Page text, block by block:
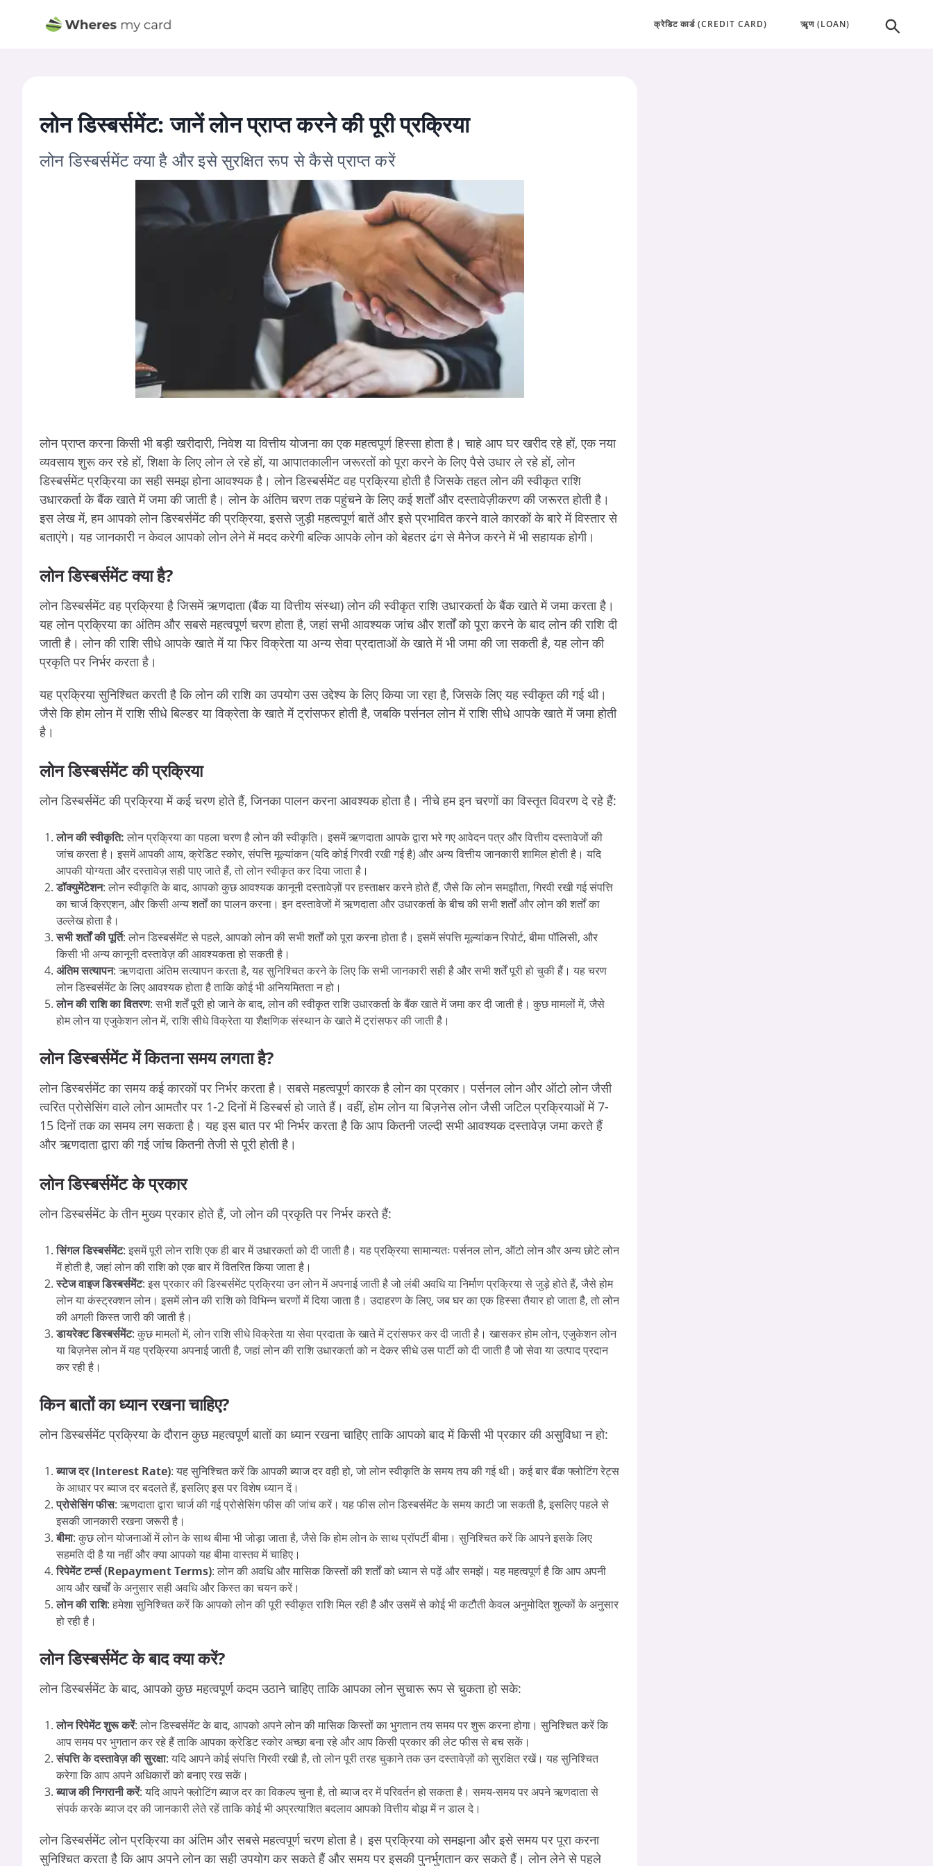
क्रेडिट कार्ड (CREDIT CARD) ऋृण (LOAN)
लोन डिस्बर्समेंट: जानें लोन प्राप्त करने की पूरी प्रक्रिया
लोन डिस्बर्समेंट क्या है और इसे सुरक्षित रूप से कैसे प्राप्त करें
लोन प्राप्त करना किसी भी बड़ी खरीदारी, निवेश या वित्तीय योजना का एक महत्वपूर्ण हिस्सा होता है। चाहे आप घर खरीद रहे हों, एक नया
व्यवसाय शुरू कर रहे हों, शिक्षा के लिए लोन ले रहे हों, या आपातकालीन जरूरतों को पूरा करने के लिए पैसे उधार ले रहे हों, लोन
डिस्बर्समेंट प्रक्रिया का सही समझ होना आवश्यक है। लोन डिस्बर्समेंट वह प्रक्रिया होती है जिसके तहत लोन की स्वीकृत राशि
उधारकर्ता के बैंक खाते में जमा की जाती है। लोन के अंतिम चरण तक पहुंचने के लिए कई शर्तों और दस्तावेज़ीकरण की जरूरत होती है।
इस लेख में, हम आपको लोन डिस्बर्समेंट की प्रक्रिया, इससे जुड़ी महत्वपूर्ण बातें और इसे प्रभावित करने वाले कारकों के बारे में विस्तार से
बताएंगे। यह जानकारी न केवल आपको लोन लेने में मदद करेगी बल्कि आपके लोन को बेहतर ढंग से मैनेज करने में भी सहायक होगी।
लोन डिस्बर्समेंट क्या है?
लोन डिस्बर्समेंट वह प्रक्रिया है जिसमें ऋणदाता (बैंक या वित्तीय संस्था) लोन की स्वीकृत राशि उधारकर्ता के बैंक खाते में जमा करता है।
यह लोन प्रक्रिया का अंतिम और सबसे महत्वपूर्ण चरण होता है, जहां सभी आवश्यक जांच और शर्तों को पूरा करने के बाद लोन की राशि दी
जाती है। लोन की राशि सीधे आपके खाते में या फिर विक्रेता या अन्य सेवा प्रदाताओं के खाते में भी जमा की जा सकती है, यह लोन की
प्रकृति पर निर्भर करता है।
यह प्रक्रिया सुनिश्चित करती है कि लोन की राशि का उपयोग उस उद्देश्य के लिए किया जा रहा है, जिसके लिए यह स्वीकृत की गई थी।
जैसे कि होम लोन में राशि सीधे बिल्डर या विक्रेता के खाते में ट्रांसफर होती है, जबकि पर्सनल लोन में राशि सीधे आपके खाते में जमा होती
है।
लोन डिस्बर्समेंट की प्रक्रिया
लोन डिस्बर्समेंट की प्रक्रिया में कई चरण होते हैं, जिनका पालन करना आवश्यक होता है। नीचे हम इन चरणों का विस्तृत विवरण दे रहे हैं:
लोन की स्वीकृति: लोन प्रक्रिया का पहला चरण है लोन की स्वीकृति। इसमें ऋणदाता आपके द्वारा भरे गए आवेदन पत्र और वित्तीय दस्तावेजों की
जांच करता है। इसमें आपकी आय, क्रेडिट स्कोर, संपत्ति मूल्यांकन (यदि कोई गिरवी रखी गई है) और अन्य वित्तीय जानकारी शामिल होती है। यदि
आपकी योग्यता और दस्तावेज़ सही पाए जाते हैं, तो लोन स्वीकृत कर दिया जाता है।
डॉक्युमेंटेशन: लोन स्वीकृति के बाद, आपको कुछ आवश्यक कानूनी दस्तावेज़ों पर हस्ताक्षर करने होते हैं, जैसे कि लोन समझौता, गिरवी रखी गई संपत्ति
का चार्ज क्रिएशन, और किसी अन्य शर्तों का पालन करना। इन दस्तावेजों में ऋणदाता और उधारकर्ता के बीच की सभी शर्तों और लोन की शर्तों का
उल्लेख होता है।
सभी शर्तों की पूर्ति: लोन डिस्बर्समेंट से पहले, आपको लोन की सभी शर्तों को पूरा करना होता है। इसमें संपत्ति मूल्यांकन रिपोर्ट, बीमा पॉलिसी, और
किसी भी अन्य कानूनी दस्तावेज़ की आवश्यकता हो सकती है।
अंतिम सत्यापन: ऋणदाता अंतिम सत्यापन करता है, यह सुनिश्चित करने के लिए कि सभी जानकारी सही है और सभी शर्तें पूरी हो चुकी हैं। यह चरण
लोन डिस्बर्समेंट के लिए आवश्यक होता है ताकि कोई भी अनियमितता न हो।
लोन की राशि का वितरण: सभी शर्तें पूरी हो जाने के बाद, लोन की स्वीकृत राशि उधारकर्ता के बैंक खाते में जमा कर दी जाती है। कुछ मामलों में, जैसे
होम लोन या एजुकेशन लोन में, राशि सीधे विक्रेता या शैक्षणिक संस्थान के खाते में ट्रांसफर की जाती है।
लोन डिस्बर्समेंट में कितना समय लगता है?
लोन डिस्बर्समेंट का समय कई कारकों पर निर्भर करता है। सबसे महत्वपूर्ण कारक है लोन का प्रकार। पर्सनल लोन और ऑटो लोन जैसी
त्वरित प्रोसेसिंग वाले लोन आमतौर पर 1-2 दिनों में डिस्बर्स हो जाते हैं। वहीं, होम लोन या बिज़नेस लोन जैसी जटिल प्रक्रियाओं में 7-
15 दिनों तक का समय लग सकता है। यह इस बात पर भी निर्भर करता है कि आप कितनी जल्दी सभी आवश्यक दस्तावेज़ जमा करते हैं
और ऋणदाता द्वारा की गई जांच कितनी तेजी से पूरी होती है।
लोन डिस्बर्समेंट के प्रकार
लोन डिस्बर्समेंट के तीन मुख्य प्रकार होते हैं, जो लोन की प्रकृति पर निर्भर करते हैं:
सिंगल डिस्बर्समेंट: इसमें पूरी लोन राशि एक ही बार में उधारकर्ता को दी जाती है। यह प्रक्रिया सामान्यतः पर्सनल लोन, ऑटो लोन और अन्य छोटे लोन
में होती है, जहां लोन की राशि को एक बार में वितरित किया जाता है।
स्टेज वाइज डिस्बर्समेंट: इस प्रकार की डिस्बर्समेंट प्रक्रिया उन लोन में अपनाई जाती है जो लंबी अवधि या निर्माण प्रक्रिया से जुड़े होते हैं, जैसे होम
लोन या कंस्ट्रक्शन लोन। इसमें लोन की राशि को विभिन्न चरणों में दिया जाता है। उदाहरण के लिए, जब घर का एक हिस्सा तैयार हो जाता है, तो लोन
की अगली किस्त जारी की जाती है।
डायरेक्ट डिस्बर्समेंट: कुछ मामलों में, लोन राशि सीधे विक्रेता या सेवा प्रदाता के खाते में ट्रांसफर कर दी जाती है। खासकर होम लोन, एजुकेशन लोन
या बिज़नेस लोन में यह प्रक्रिया अपनाई जाती है, जहां लोन की राशि उधारकर्ता को न देकर सीधे उस पार्टी को दी जाती है जो सेवा या उत्पाद प्रदान
कर रही है।
किन बातों का ध्यान रखना चाहिए?
लोन डिस्बर्समेंट प्रक्रिया के दौरान कुछ महत्वपूर्ण बातों का ध्यान रखना चाहिए ताकि आपको बाद में किसी भी प्रकार की असुविधा न हो:
ब्याज दर (Interest Rate): यह सुनिश्चित करें कि आपकी ब्याज दर वही हो, जो लोन स्वीकृति के समय तय की गई थी। कई बार बैंक फ्लोटिंग रेट्स
के आधार पर ब्याज दर बदलते हैं, इसलिए इस पर विशेष ध्यान दें।
प्रोसेसिंग फीस: ऋणदाता द्वारा चार्ज की गई प्रोसेसिंग फीस की जांच करें। यह फीस लोन डिस्बर्समेंट के समय काटी जा सकती है, इसलिए पहले से
इसकी जानकारी रखना जरूरी है।
बीमा: कुछ लोन योजनाओं में लोन के साथ बीमा भी जोड़ा जाता है, जैसे कि होम लोन के साथ प्रॉपर्टी बीमा। सुनिश्चित करें कि आपने इसके लिए
सहमति दी है या नहीं और क्या आपको यह बीमा वास्तव में चाहिए।
रिपेमेंट टर्म्स (Repayment Terms): लोन की अवधि और मासिक किस्तों की शर्तों को ध्यान से पढ़ें और समझें। यह महत्वपूर्ण है कि आप अपनी
आय और खर्चों के अनुसार सही अवधि और किस्त का चयन करें।
लोन की राशि: हमेशा सुनिश्चित करें कि आपको लोन की पूरी स्वीकृत राशि मिल रही है और उसमें से कोई भी कटौती केवल अनुमोदित शुल्कों के अनुसार
हो रही है।
लोन डिस्बर्समेंट के बाद क्या करें?
लोन डिस्बर्समेंट के बाद, आपको कुछ महत्वपूर्ण कदम उठाने चाहिए ताकि आपका लोन सुचारू रूप से चुकता हो सके:
लोन रिपेमेंट शुरू करें: लोन डिस्बर्समेंट के बाद, आपको अपने लोन की मासिक किस्तों का भुगतान तय समय पर शुरू करना होगा। सुनिश्चित करें कि
आप समय पर भुगतान कर रहे हैं ताकि आपका क्रेडिट स्कोर अच्छा बना रहे और आप किसी प्रकार की लेट फीस से बच सकें।
संपत्ति के दस्तावेज़ की सुरक्षा: यदि आपने कोई संपत्ति गिरवी रखी है, तो लोन पूरी तरह चुकाने तक उन दस्तावेज़ों को सुरक्षित रखें। यह सुनिश्चित
करेगा कि आप अपने अधिकारों को बनाए रख सकें।
ब्याज की निगरानी करें: यदि आपने फ्लोटिंग ब्याज दर का विकल्प चुना है, तो ब्याज दर में परिवर्तन हो सकता है। समय-समय पर अपने ऋणदाता से
संपर्क करके ब्याज दर की जानकारी लेते रहें ताकि कोई भी अप्रत्याशित बदलाव आपको वित्तीय बोझ में न डाल दे।
लोन डिस्बर्समेंट लोन प्रक्रिया का अंतिम और सबसे महत्वपूर्ण चरण होता है। इस प्रक्रिया को समझना और इसे समय पर पूरा करना
सुनिश्चित करता है कि आप अपने लोन का सही उपयोग कर सकते हैं और समय पर इसकी पुनर्भुगतान कर सकते हैं। लोन लेने से पहले